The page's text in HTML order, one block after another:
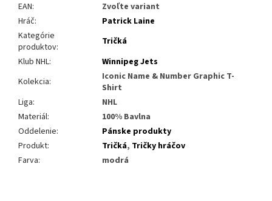
EAN:
Zvoľte variant
Hráč:
Patrick Laine
Kategórie
produktov:
Tričká
Klub NHL:
Winnipeg Jets
Kolekcia:
Iconic Name & Number Graphic T-
Shirt
Liga:
NHL
Materiál:
100% Bavlna
Oddelenie:
Pánske produkty
Produkt: Tričká, Tričky hráčov
Farva: modrá